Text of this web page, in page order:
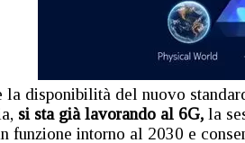
la disponibilità del nuovo
si sta già lavorando al 6G, la
funzione intorno al 2030 e